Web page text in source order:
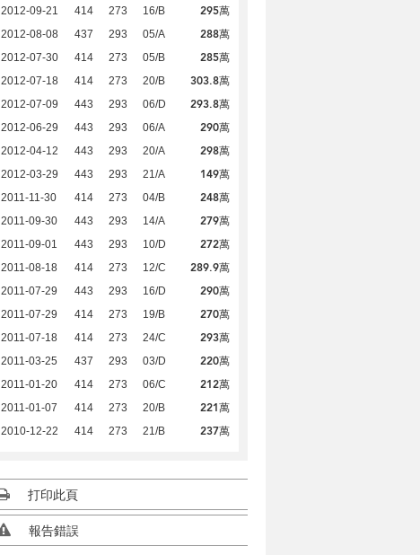
2012-09-21 414 273 16/B 295萬
2012-08-08 437 293 05/A 288萬
2012-07-30 414 273 05/B 285萬
2012-07-18 414 273 20/B 303.8萬
2012-07-09 443 293 06/D 293.8萬
2012-06-29 443 293 06/A 290萬
2012-04-12 443 293 20/A 298萬
2012-03-29 443 293 21/A 149萬
2011-11-30 414 273 04/B 248萬
2011-09-30 443 293 14/A 279萬
2011-09-01 443 293 10/D 272萬
2011-08-18 414 273 12/C 289.9萬
2011-07-29 443 293 16/D 290萬
2011-07-29 414 273 19/B 270萬
2011-07-18 414 273 24/C 293萬
2011-03-25 437 293 03/D 220萬
2011-01-20 414 273 06/C 212萬
2011-01-07 414 273 20/B 221萬
2010-12-22 414 273 21/B 237萬
打印此頁
報告錯誤